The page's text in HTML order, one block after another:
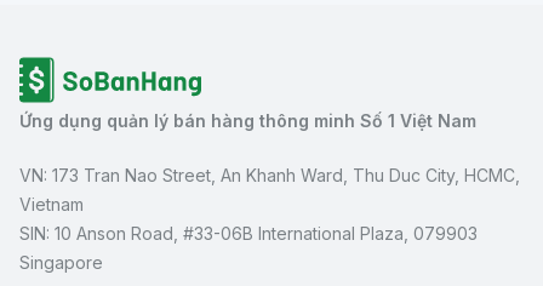
Ứng dụng quản lý bán hàng thông minh Số 1 Việt Nam
VN: 173 Tran Nao Street, An Khanh Ward, Thu Duc City, HCMC,
Vietnam
SIN: 10 Anson Road, #33-06B International Plaza, 079903
Singapore